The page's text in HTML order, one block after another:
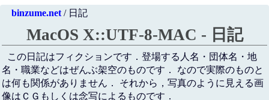
binzume.net/ 日記
MacOS X::UTF-8-MAC - 日記
この日記はフィクションです．登場する人名・団体名・地
名・職業などはぜんぶ架空のものです． なので実際のものと
は何も関係がありません． それから，写真のように見える画
像はＣＧもしくは念写によるものです．